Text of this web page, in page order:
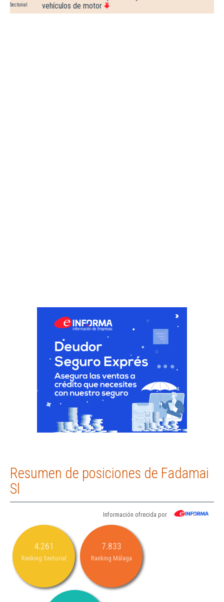
Sectorial
vehículos de motor
Resumen de posiciones de Fadamai
Sl
Información ofrecida por
4.261
Ranking Sectorial
7.833
Ranking Málaga